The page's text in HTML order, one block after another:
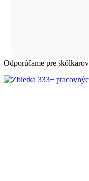
Odporúčame pre škôlkarov